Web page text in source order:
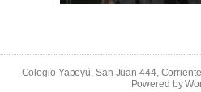
Colegio Yapeyú, San Juan 444,
Powered by